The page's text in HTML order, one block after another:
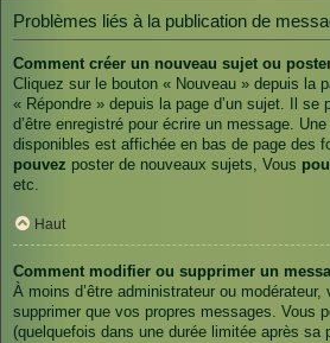
Problèmes liés à la publication de
Comment créer un nouveau sujet ou
Cliquez sur le bouton « Nouveau » depuis la
« Répondre » depuis la page d’un sujet. Il se
d’être enregistré pour écrire un message.
disponibles est affichée en bas de page des
pouvez poster de nouveaux sujets, Vous
etc.
Haut
Comment modifier ou supprimer un
À moins d’être administrateur ou
supprimer que vos propres messages. Vous
(quelquefois dans une durée limitée après sa